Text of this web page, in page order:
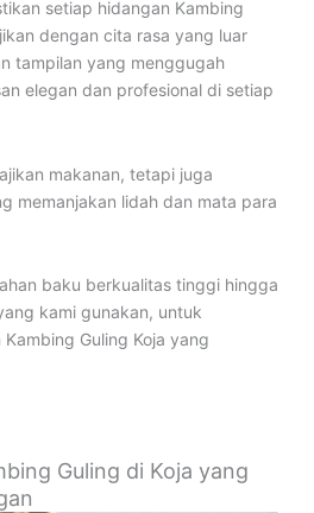
setiap hidangan Kambing
dengan cita rasa yang luar
tampilan yang menggugah
elegan dan profesional di setiap
makanan, tetapi juga
memanjakan lidah dan mata para
baku berkualitas tinggi hingga
kami gunakan, untuk
Guling Koja yang
Guling di Koja yang